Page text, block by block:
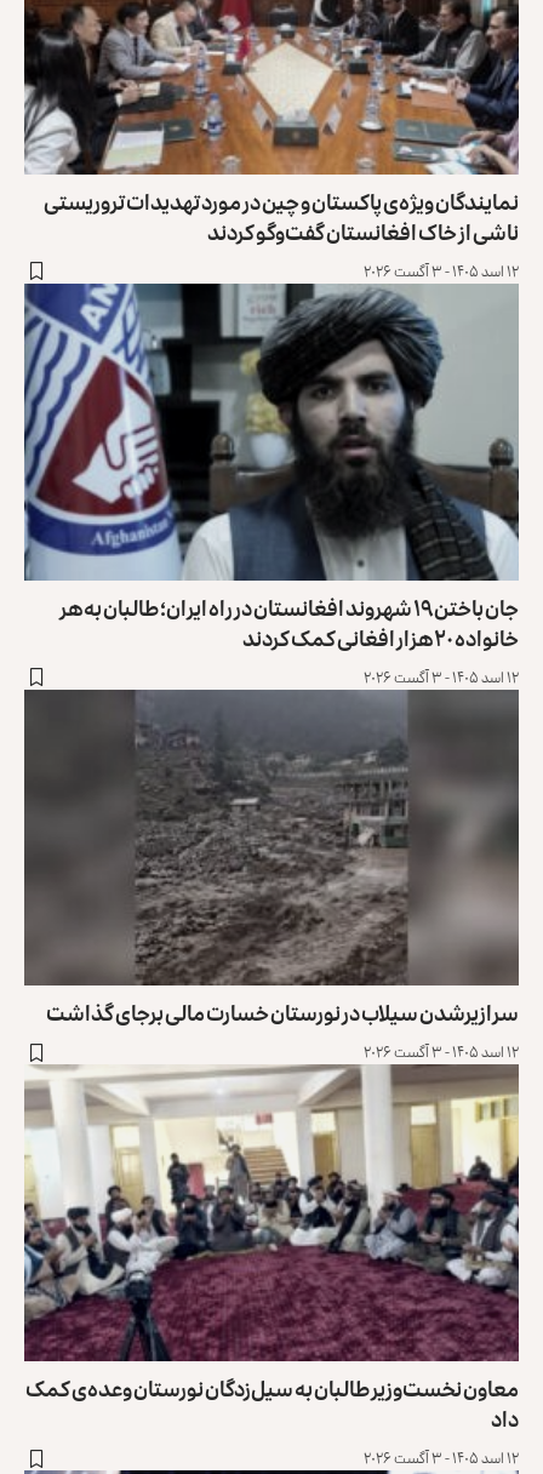
نمایندگان ویژه‌ی پاکستان و چین در مورد تهدیدات تروریستی
ناشی از خاک افغانستان گفت‌وگو کردند
۱۲ اسد ۱۴۰۵ - ۳ آگست ۲۰۲۶
جان باختن ۱۹ شهروند افغانستان در راه ایران؛ طالبان به هر
خانواده ۲۰ هزار افغانی کمک کردند
۱۲ اسد ۱۴۰۵ - ۳ آگست ۲۰۲۶
سرازیرشدن سیلاب‌ در نورستان خسارت مالی برجای گذاشت
۱۲ اسد ۱۴۰۵ - ۳ آگست ۲۰۲۶
معاون نخست‌وزیر طالبان به سیل‌زدگان نورستان وعده‌ی کمک
داد
۱۲ اسد ۱۴۰۵ - ۳ آگست ۲۰۲۶